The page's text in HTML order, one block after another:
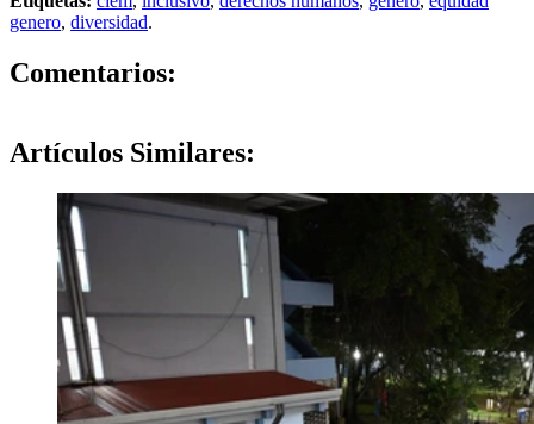
genero, diversidad.
Comentarios:
Artículos Similares: